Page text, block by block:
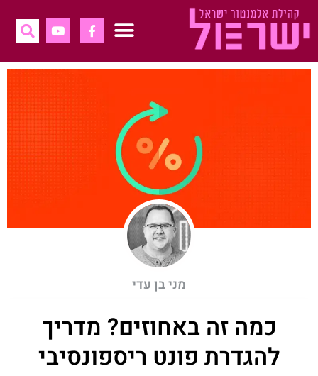
לתוכן
מני בן עדי
כמה זה באחוזים? מדריך
להגדרת פונט ריספונסיבי